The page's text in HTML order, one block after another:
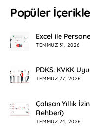
Popüler
Excel ile
TEMMUZ 31, 2026
PDKS: KVKK
TEMMUZ 27, 2026
Çalışan Yıllık
Rehberi)
TEMMUZ 24, 2026